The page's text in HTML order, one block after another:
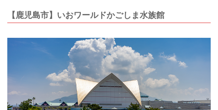
【鹿児島市】いおワールドかごしま水族館